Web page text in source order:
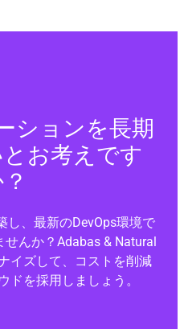
ションを長期
お考えです
し、最新のDevOps環境で
んか？Adabas & Natural
イズして、コストを削減
ドを採用しましょう。